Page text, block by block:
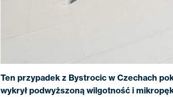
Ten przypadek z Bystrocic w Czechach
wykrył podwyższoną wilgotność i